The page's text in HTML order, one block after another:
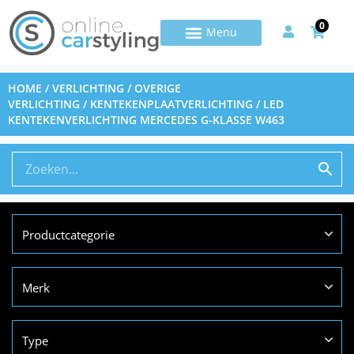
0
HOME /VERLICHTING /OVERIGE
VERLICHTING / KENTEKENPLAATVERLICHTING / LED
KENTEKENVERLICHTING MERCEDES G-KLASSE W463
Productcategorie
Merk
Type